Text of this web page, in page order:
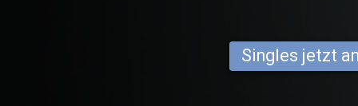
Singles jetzt